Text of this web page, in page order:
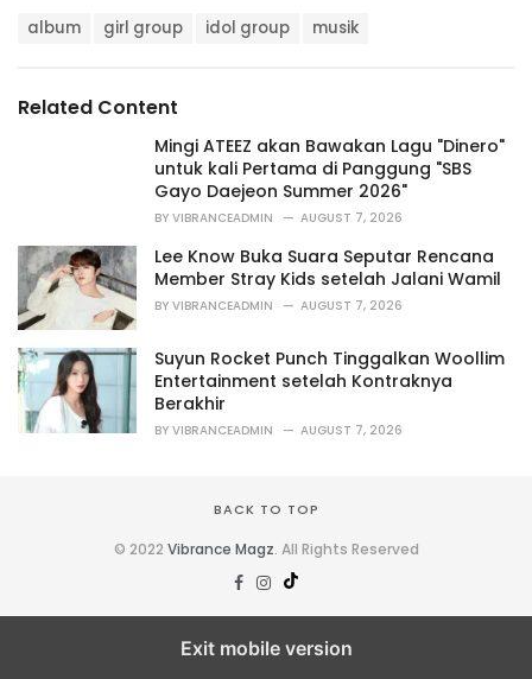
r
:
album girl group idol group musik
Related Content
Mingi ATEEZ akan Bawakan Lagu "Dinero"
untuk kali Pertama di Panggung "SBS
Gayo Daejeon Summer 2026"
BY VIBRANCEADMIN AUGUST 7, 2026
Lee Know Buka Suara Seputar Rencana
Member Stray Kids setelah Jalani Wamil
BY VIBRANCEADMIN AUGUST 7, 2026
Suyun Rocket Punch Tinggalkan Woollim
Entertainment setelah Kontraknya
Berakhir
BY VIBRANCEADMIN AUGUST 7, 2026
BACK TO TOP
© 2022 Vibrance Magz. All Rights Reserved
Exit mobile version